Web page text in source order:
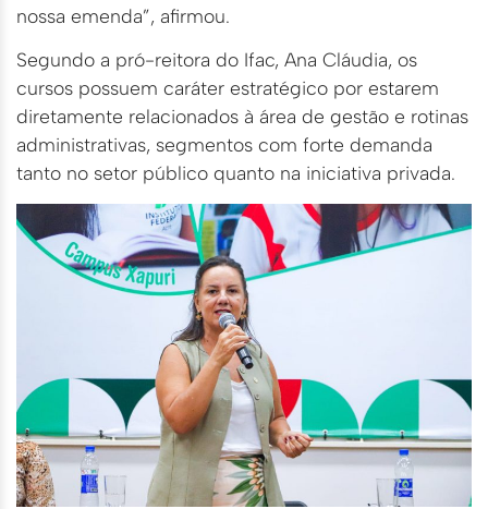
nossa emenda”, afirmou.
Segundo a pró-reitora do Ifac, Ana Cláudia, os
cursos possuem caráter estratégico por estarem
diretamente relacionados à área de gestão e rotinas
administrativas, segmentos com forte demanda
tanto no setor público quanto na iniciativa privada.